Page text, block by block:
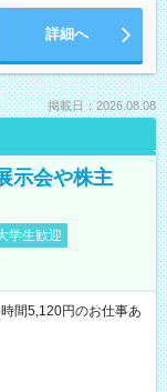
詳細へ
掲載日：2026.08.08
示会や株主
学生歓迎
間5,120円のお仕事あ